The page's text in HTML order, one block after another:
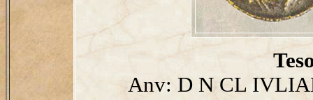
Anv: D N CL